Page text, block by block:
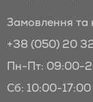
Замовлення та
+38 (050) 20
Пн-Пт: 09:00-
Сб: 10:00-17:00